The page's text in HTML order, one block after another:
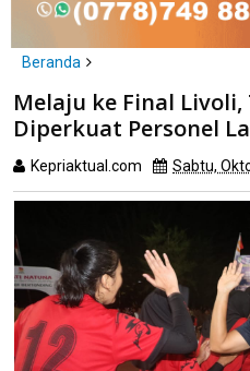
Beranda
natuna
Melaju ke Final Livoli, Tim Voli
Lanud RSA
Melaju ke Final
Diperkuat Personel
Kepriaktual.com Sabtu,